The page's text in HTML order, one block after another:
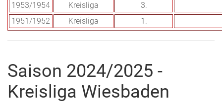
1953/1954
Kreisliga
3.
1951/1952
Kreisliga 1.
Saison 2024/2025 -
Kreisliga Wiesbaden